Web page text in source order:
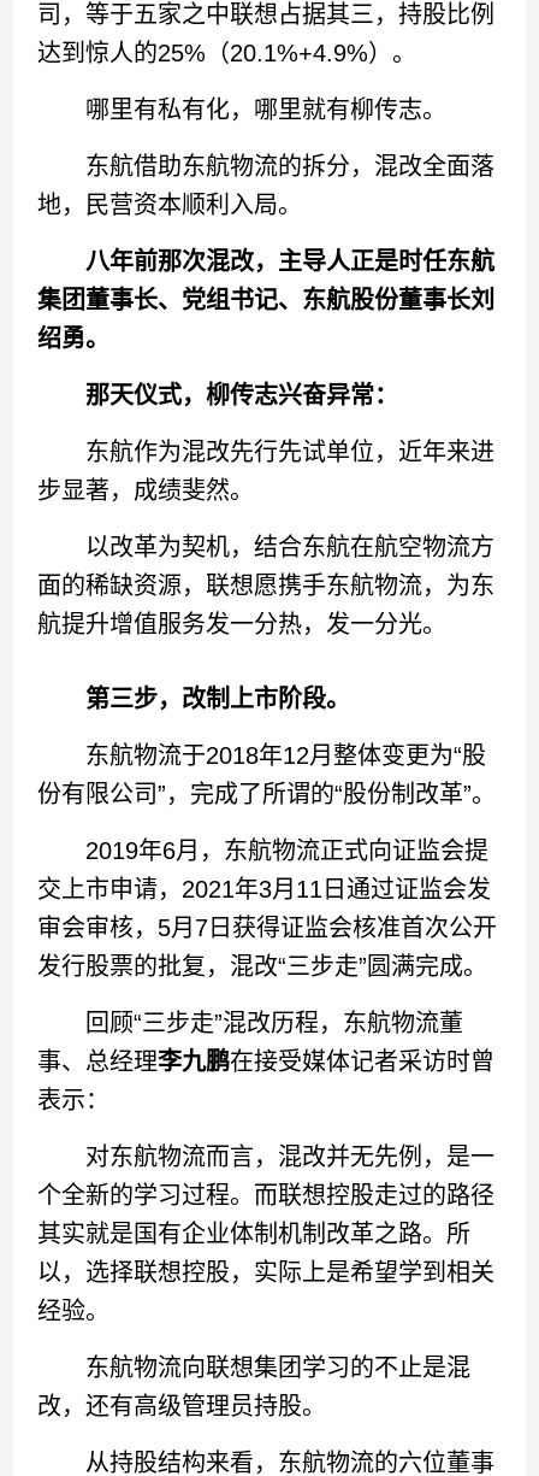
司，等于五家之中联想占据其三，持股比例
达到惊人的25%（20.1%+4.9%）。
哪里有私有化，哪里就有柳传志。
东航借助东航物流的拆分，混改全面落
地，民营资本顺利入局。
八年前那次混改，主导人正是时任东航
集团董事长、党组书记、东航股份董事长刘
绍勇。
那天仪式，柳传志兴奋异常：
东航作为混改先行先试单位，近年来进
步显著，成绩斐然。
以改革为契机，结合东航在航空物流方
面的稀缺资源，联想愿携手东航物流，为东
航提升增值服务发一分热，发一分光。
第三步，改制上市阶段。
东航物流于2018年12月整体变更为“股
份有限公司”，完成了所谓的“股份制改革”。
2019年6月，东航物流正式向证监会提
交上市申请，2021年3月11日通过证监会发
审会审核，5月7日获得证监会核准首次公开
发行股票的批复，混改“三步走”圆满完成。
回顾“三步走”混改历程，东航物流董
事、总经理李九鹏在接受媒体记者采访时曾
表示：
对东航物流而言，混改并无先例，是一
个全新的学习过程。而联想控股走过的路径
其实就是国有企业体制机制改革之路。所
以，选择联想控股，实际上是希望学到相关
经验。
东航物流向联想集团学习的不止是混
改，还有高级管理员持股。
从持股结构来看，东航物流的六位董事